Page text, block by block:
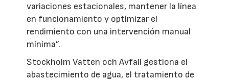
variaciones estacionales, mantener la línea
en funcionamiento y optimizar el
rendimiento con una intervención manual
mínima”.
Stockholm Vatten och Avfall gestiona el
abastecimiento de agua, el tratamiento de